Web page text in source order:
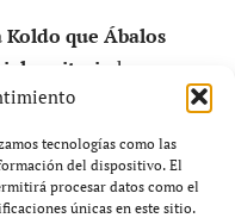
tecnologías como las
del dispositivo. El
procesar datos como el
únicas en este sitio.
que Ábalos
sanitario
ha
Diferentes partidos
sobre el
de contratos